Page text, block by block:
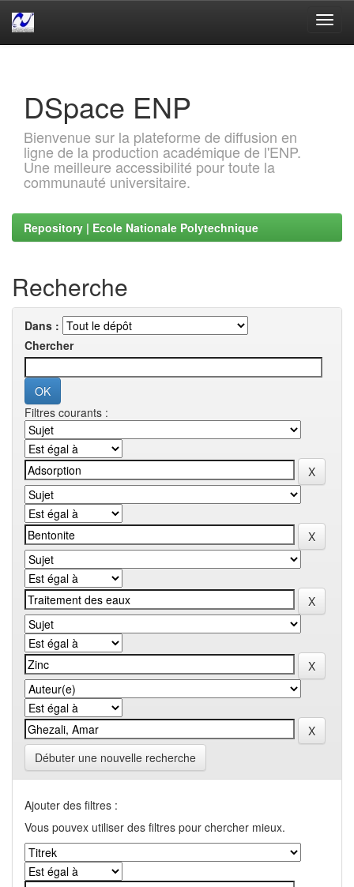
DSpace ENP
Bienvenue sur la plateforme de diffusion en
ligne de la production académique de l'ENP.
Une meilleure accessibilité pour toute la
communauté universitaire.
Repository | Ecole Nationale Polytechnique
Recherche
Dans :
Chercher
Filtres courants :
Débuter une nouvelle recherche
Ajouter des filtres :
Vous pouvex utiliser des filtres pour chercher mieux.